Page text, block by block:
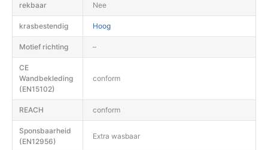
rekbaar Nee
krasbestendig Hoog
Motief richting –
CE
Wandbekleding
(EN15102)
conform
REACH conform
Sponsbaarheid
(EN12956)
Extra wasbaar